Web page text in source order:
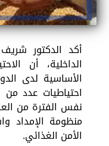
أكد الدكتور شريف
الداخلية، أن
الأساسية لدى
احتياطيات عدد
نفس الفترة من
منظومة الإمداد
الأمن الغذائي.